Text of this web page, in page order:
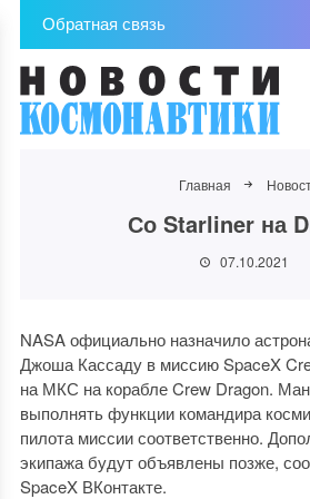
Обратная связь
Главная
Со Starliner на
07.10.2021
NASA официально назначило
Джоша Кассаду в миссию SpaceX
на МКС на корабле Crew Dragon.
выполнять функции командира
пилота миссии соответственно.
экипажа будут объявлены позже,
SpaceX ВКонтакте.